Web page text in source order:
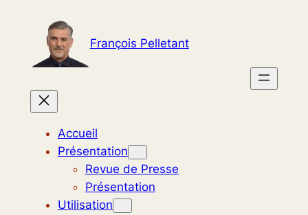
contenu
François Pelletant
Accueil
Présentation
Revue de Presse
Présentation
Utilisation